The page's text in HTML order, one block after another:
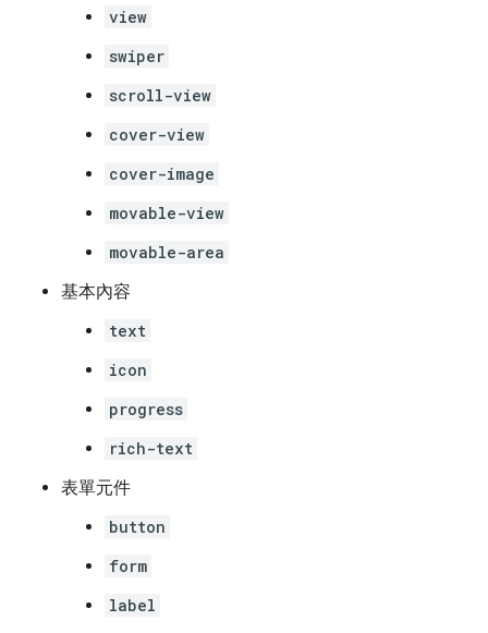
view
swiper
scroll-view
cover-view
cover-image
movable-view
movable-area
基本內容
text
icon
progress
rich-text
表單元件
button
form
label